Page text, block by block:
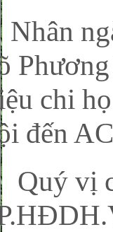
chi
đến
vị có